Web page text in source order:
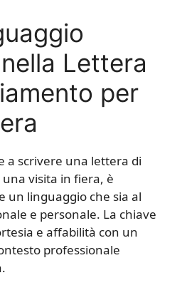
Lettera
per
a scrivere una lettera di
visita in fiera, è
un linguaggio che sia al
e personale. La chiave
e affabilità con un
professionale